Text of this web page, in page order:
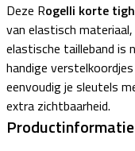
Deze Rogelli korte
van elastisch
elastische tailleband is
handige
eenvoudig je sleutels
extra zichtbaarheid.
Productinformatie